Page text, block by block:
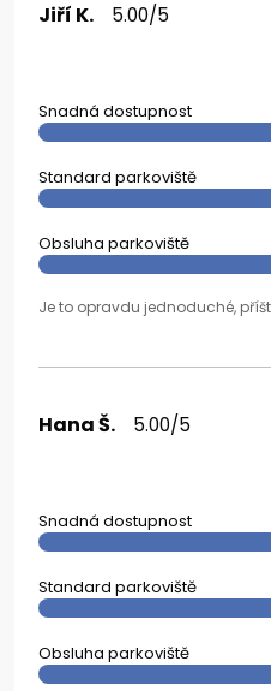
Jiří K. 5.00/5
Snadná dostupnost
Standard parkoviště
Obsluha parkoviště
Je to opravdu jednoduché,
Hana Š. 5.00/5
Snadná dostupnost
Standard parkoviště
Obsluha parkoviště